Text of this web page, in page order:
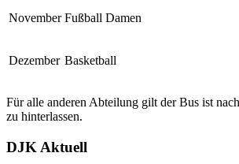
November Fußball Damen
Dezember Basketball
Für alle anderen Abteilung gilt der Bus ist
zu hinterlassen.
DJK Aktuell